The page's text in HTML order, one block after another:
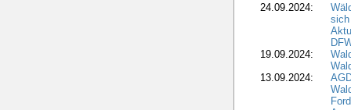
24.09.2024:
sich
19.09.2024:
13.09.2024: